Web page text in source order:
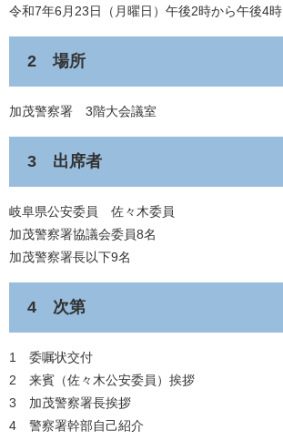
令和7年6月23日（月曜日）午後2時から午後4時
2 場所
加茂警察署 3階大会議室
3 出席者
岐阜県公安委員 佐々木委員
加茂警察署協議会委員8名
加茂警察署長以下9名
4 次第
1 委嘱状交付
2 来賓（佐々木公安委員）挨拶
3 加茂警察署長挨拶
4 警察署幹部自己紹介